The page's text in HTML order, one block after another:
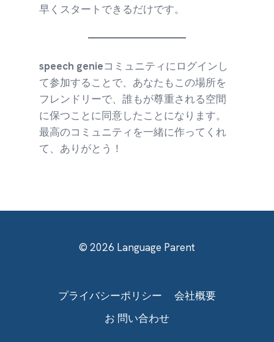
早くスタートできるだけです。
speech genieコミュニティにログインし
て参加することで、あなたもこの場所を
フレンドリーで、誰もが尊重される空間
に保つことに同意したことになります。
最高のコミュニティを一緒に作ってくれ
て、ありがとう！
© 2026 Language Parent
プライバシーポリシー
会社概要
お 問い合わせ